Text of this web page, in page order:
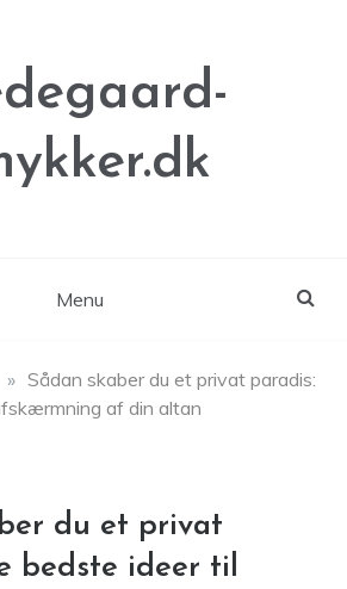
Menu
» Sådan skaber du et privat paradis:
af din altan
du et privat
bedste ideer til